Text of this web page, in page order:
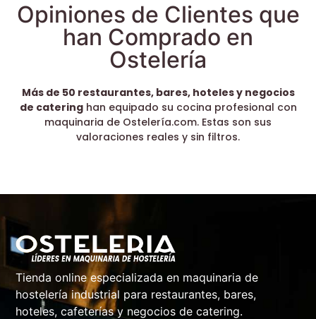
Opiniones de Clientes que
han Comprado en
Ostelería
Más de 50 restaurantes, bares, hoteles y negocios
de cateringhan equipado su cocina profesional con
maquinaria de Ostelería.com. Estas son sus
valoraciones reales y sin filtros.
Tienda online especializada en maquinaria de
hostelería industrial para restaurantes, bares,
hoteles, cafeterías y negocios de catering.